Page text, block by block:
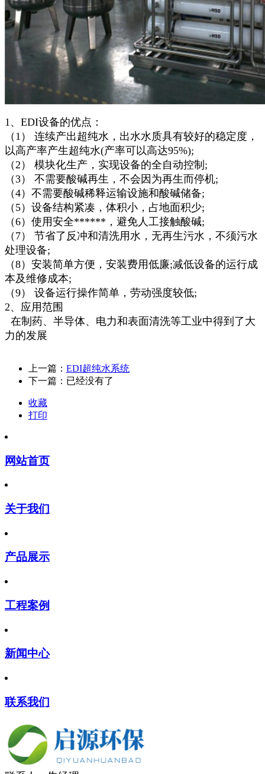
1、EDI设备的优点：
（1） 连续产出超纯水，出水水质具有较好的稳定度，
以高产率产生超纯水(产率可以高达95%);
（2） 模块化生产，实现设备的全自动控制;
（3） 不需要酸碱再生，不会因为再生而停机;
（4）不需要酸碱稀释运输设施和酸碱储备;
（5）设备结构紧凑，体积小，占地面积少;
（6）使用安全******，避免人工接触酸碱;
（7） 节省了反冲和清洗用水，无再生污水，不须污水
处理设备;
（8）安装简单方便，安装费用低廉;减低设备的运行成
本及维修成本;
（9） 设备运行操作简单，劳动强度较低;
2、应用范围
在制药、半导体、电力和表面清洗等工业中得到了大
力的发展
上一篇： EDI超纯水系统
下一篇：已经没有了
收藏
打印
网站首页
关于我们
产品展示
工程案例
新闻中心
联系我们